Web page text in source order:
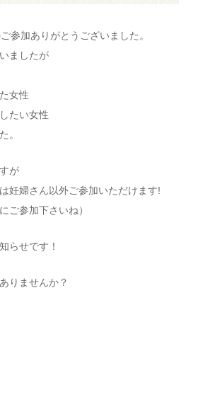
参加ありがとうございました。
ましたが
女性
たい女性
。
が
妊婦さん以外ご参加いただけます!
ご参加下さいね）
らせです！
りませんか？